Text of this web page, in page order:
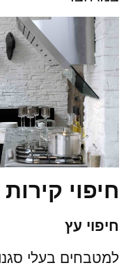
חיפוי
חיפוי עץ
למטבחים בעלי